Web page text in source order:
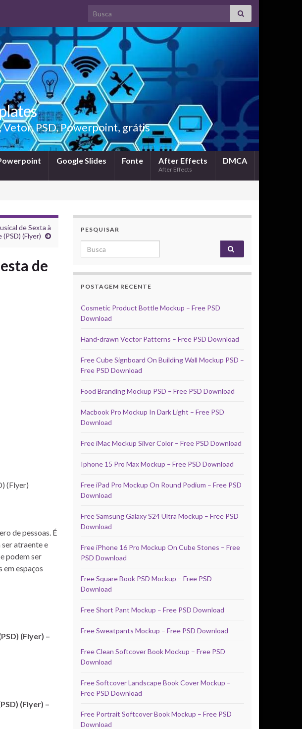
Search for:
PSD, Powerpoint, grátis
Google Slides Fonte After Effects
After Effects
DMCA
de Sexta à
(PSD) (Flyer)
de
(Flyer)
de pessoas. É
atraente e
podem ser
espaços
(Flyer) –
(Flyer) –
PESQUISAR
Search for:
POSTAGEM RECENTE
Cosmetic Product Bottle Mockup – Free PSD
Download
Hand-drawn Vector Patterns – Free PSD Download
Free Cube Signboard On Building Wall Mockup PSD –
Free PSD Download
Food Branding Mockup PSD – Free PSD Download
Macbook Pro Mockup In Dark Light – Free PSD
Download
Free iMac Mockup Silver Color – Free PSD Download
Iphone 15 Pro Max Mockup – Free PSD Download
Free iPad Pro Mockup On Round Podium – Free PSD
Download
Free Samsung Galaxy S24 Ultra Mockup – Free PSD
Download
Free iPhone 16 Pro Mockup On Cube Stones – Free
PSD Download
Free Square Book PSD Mockup – Free PSD
Download
Free Short Pant Mockup – Free PSD Download
Free Sweatpants Mockup – Free PSD Download
Free Clean Softcover Book Mockup – Free PSD
Download
Free Softcover Landscape Book Cover Mockup –
Free PSD Download
Free Portrait Softcover Book Mockup – Free PSD
Download